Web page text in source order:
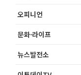
오피니언
문화·라이프
뉴스발전소